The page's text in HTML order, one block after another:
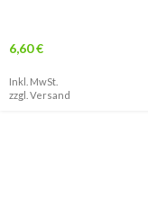
6,60€
Inkl. MwSt.
zzgl. Versand